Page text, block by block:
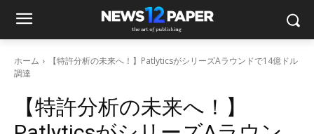
ホーム
【特許分析の未来へ！】PatlyticsがシリーズAラウンドで14億ドル
調達
【特許分析の未来へ！】